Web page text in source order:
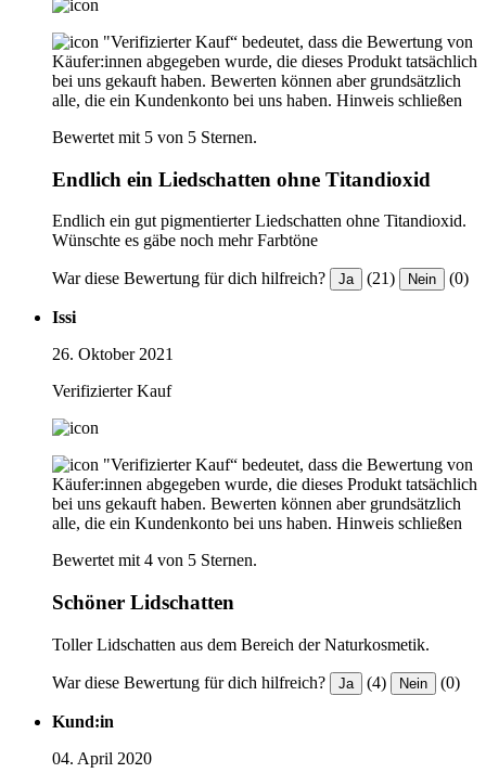
"Verifizierter Kauf“ bedeutet, dass die Bewertung von
Käufer:innen abgegeben wurde, die dieses Produkt tatsächlich
bei uns gekauft haben. Bewerten können aber grundsätzlich
alle, die ein Kundenkonto bei uns haben. Hinweis schließen
Bewertet mit 5 von 5 Sternen.
Endlich ein Liedschatten ohne Titandioxid
Endlich ein gut pigmentierter Liedschatten ohne Titandioxid.
Wünschte es gäbe noch mehr Farbtöne
War diese Bewertung für dich hilfreich? Ja (21) Nein (0)
Issi
26. Oktober 2021
Verifizierter Kauf
"Verifizierter Kauf“ bedeutet, dass die Bewertung von
Käufer:innen abgegeben wurde, die dieses Produkt tatsächlich
bei uns gekauft haben. Bewerten können aber grundsätzlich
alle, die ein Kundenkonto bei uns haben. Hinweis schließen
Bewertet mit 4 von 5 Sternen.
Schöner Lidschatten
Toller Lidschatten aus dem Bereich der Naturkosmetik.
War diese Bewertung für dich hilfreich? Ja (4) Nein (0)
Kund:in
04. April 2020